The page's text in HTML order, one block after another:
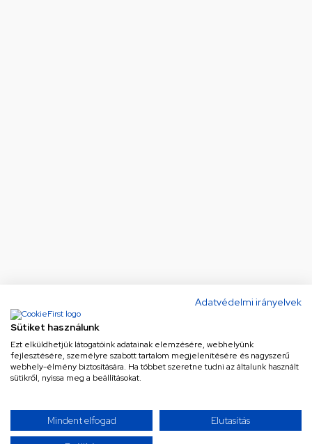
Adatvédelmi irányelvek
Sütiket használunk
Ezt elküldhetjük látogatóink adatainak elemzésére, webhelyünk
fejlesztésére, személyre szabott tartalom megjelenítésére és nagyszerű
webhely-élmény biztosítására. Ha többet szeretne tudni az általunk használt
sütikről, nyissa meg a beállításokat.
Mindent elfogad Elutasítás